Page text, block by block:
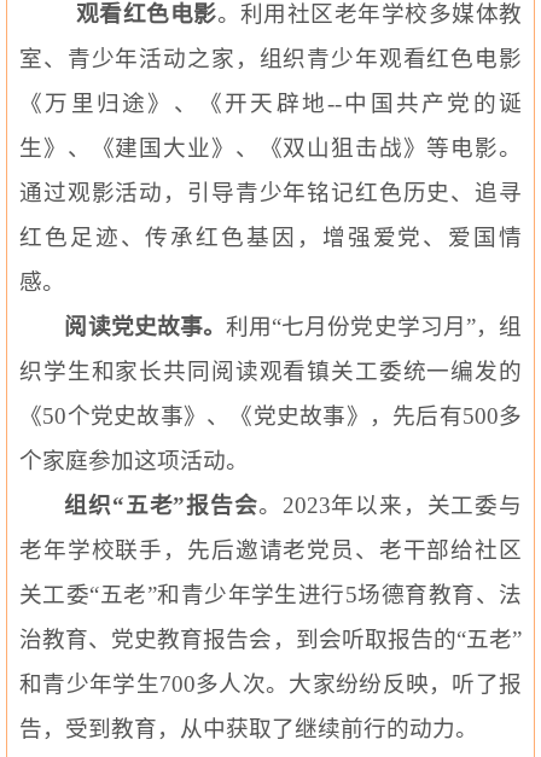
观看红色电影。利用社区老年学校多媒体教
室、青少年活动之家，组织青少年观看红色电影
《万里归途》、《开天辟地--中国共产党的诞
生》、《建国 大业》、《双山狙击战》等电影。
通过观影活动，引导青少年铭记红色历史、追寻
红色足迹、传承红色基因，增强爱党、爱国情
感。
阅读党史故事。 利用“七月份党史学习月”，组
织学生和家长共同阅读观看镇关工委统一编发的
《50个党史故事》、《党史故事》，先后有500多
个家庭参加这项活动。
组织“五老”报告会。 2023年以来，关工委与
老年学校联手，先后邀请老党员、老干部给社区
关工委“五老”和青少年学生进行5场德育教育、法
治教育、 党史教育报告会，到会听取报告的“五老”
和青少年学生700多人次。大家纷纷反映，听了报
告，受到教育，从中获取了继续前行的动力。